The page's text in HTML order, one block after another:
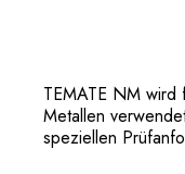
TEMATE NM wird
Metallen
speziellen